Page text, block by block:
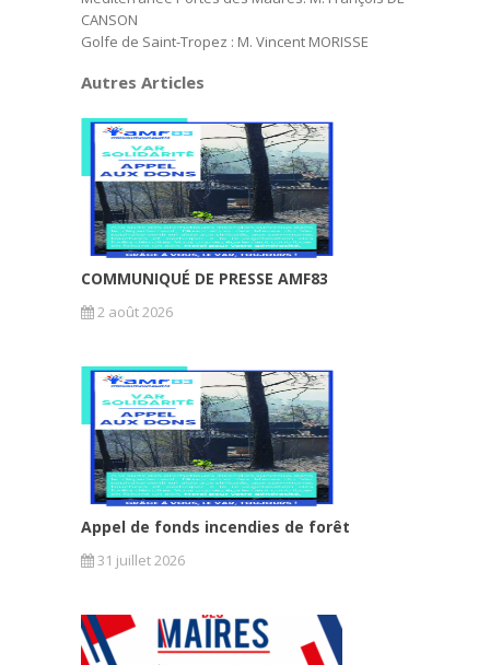
CANSON
Golfe de Saint-Tropez : M. Vincent MORISSE
Autres Articles
COMMUNIQUÉ DE PRESSE AMF83
2 août 2026
Appel de fonds incendies de forêt
31 juillet 2026